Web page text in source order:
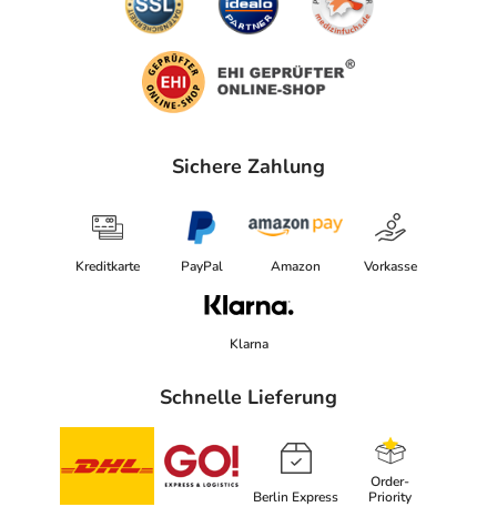
Sichere Zahlung
Kreditkarte PayPal Amazon Vorkasse
Klarna
Schnelle Lieferung
Berlin Express
Order-
Priority